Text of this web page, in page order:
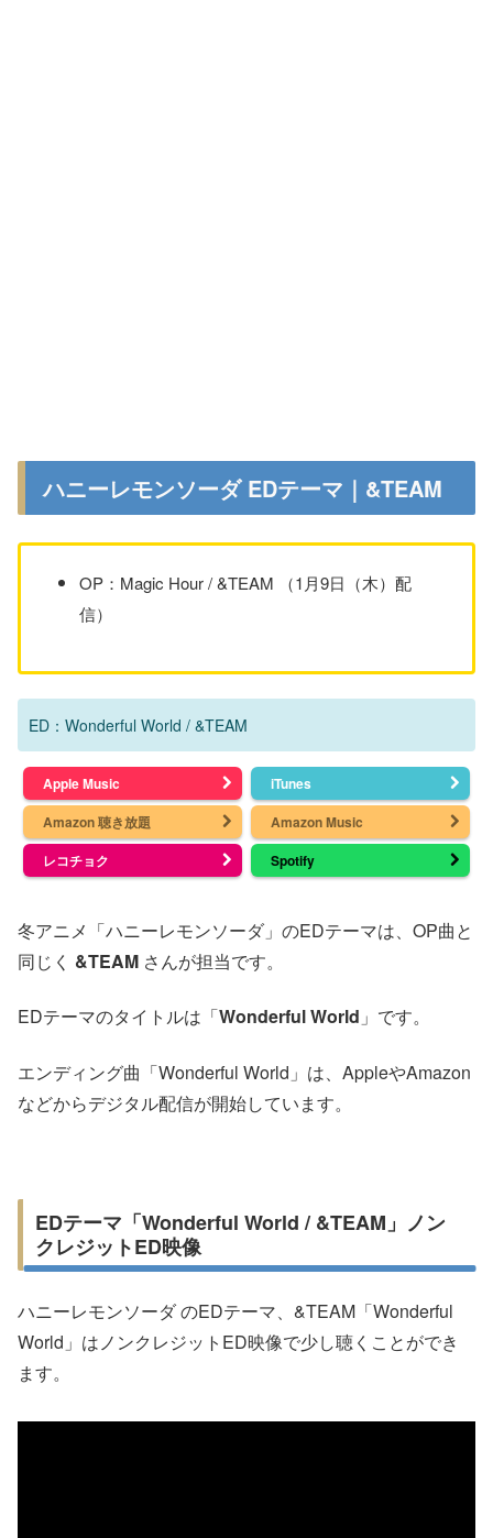
ハニーレモンソーダ EDテーマ｜&TEAM
OP：Magic Hour / &TEAM （1月9日（木）配
信）
ED：Wonderful World / &TEAM
Apple Music
iTunes
Amazon 聴き放題
Amazon Music
レコチョク
Spotify
冬アニメ「ハニーレモンソーダ」のEDテーマは、OP曲と
同じく &TEAM さんが担当です。
EDテーマのタイトルは「Wonderful World 」です。
エンディング曲「Wonderful World」は、AppleやAmazon
などからデジタル配信が開始しています。
EDテーマ「Wonderful World / &TEAM」ノン
クレジットED映像
ハニーレモンソーダ のEDテーマ、&TEAM「Wonderful
World」はノンクレジットED映像で少し聴くことができ
ます。